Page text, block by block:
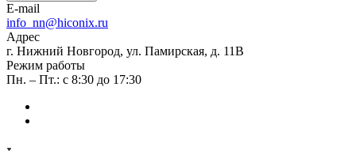
E-mail
info_nn@hiconix.ru
Адрес
г. Нижний Новгород, ул. Памирская, д. 11В
Режим работы
Пн. – Пт.: с 8:30 до 17:30